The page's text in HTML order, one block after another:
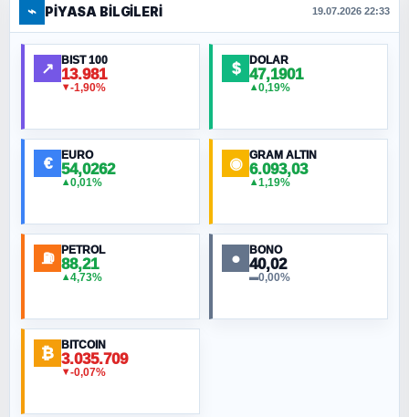
FERHAT BÜYÜKKALKAN
Ankara Zirvesi: NATO Toplantısı mı, Yeni
Ortadoğu Haritasının Provası mı?
MURAT ÖZKAN
NURETTIN BÖLÜK
ORHAN KILIÇOĞLU
Fahişeye beyinli bir müstevli alçağına
⌁ PIYASA BILGILERI 19.07.2026 22:33
↗ BIST 100
13.981
▼-1,90%
$ DOLAR
47,1901
▲0,19%
€ EURO
54,0262
▲0,01%
◉ GRAM ALTIN
6.093,03
▲1,19%
⛽ PETROL
88,21
▲4,73%
● BONO
40,02
▬0,00%
₿ BITCOIN
3.035.709
▼-0,07%